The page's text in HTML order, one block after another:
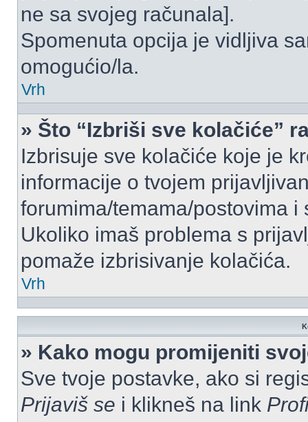
ne sa svojeg računala].
Spomenuta opcija je vidljiva
omogućio/la.
Vrh
» Što “Izbriši sve kolačiće”
Izbrisuje sve kolačiće koje je
informacije o tvojem
forumima/temama/postovima i
Ukoliko imaš problema s
pomaže izbrisivanje kolačića.
Vrh
» Kako mogu promijeniti
Sve tvoje postavke, ako si
Prijaviš se i klikneš na link